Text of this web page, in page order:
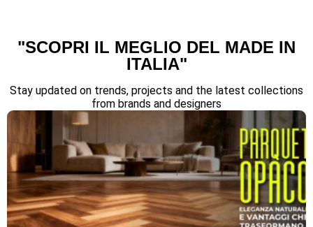
"SCOPRI IL MEGLIO DEL MADE IN
ITALIA"
Stay updated on trends, projects and the latest collections
from brands and designers